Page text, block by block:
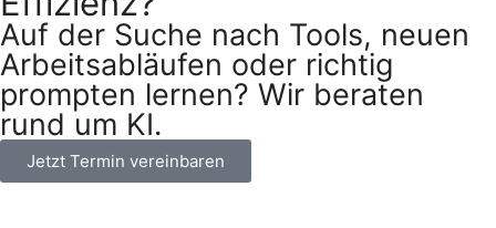
Auf der Suche nach Tools, neuen
Arbeitsabläufen oder richtig
prompten lernen? Wir beraten
rund um KI.
Jetzt Termin vereinbaren